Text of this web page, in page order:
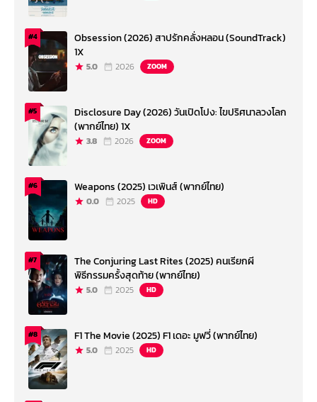
#4
Obsession (2026) สาปรักคลั่งหลอน (SoundTrack)
1X
5.0 2026 ZOOM
#5
Disclosure Day (2026) วันเปิดโปง: ไขปริศนาลวงโลก
(พากย์ไทย) 1X
3.8 2026 ZOOM
#6 Weapons (2025) เวเพินส์ (พากย์ไทย)
0.0 2025 HD
#7
The Conjuring Last Rites (2025) คนเรียกผี
พิธีกรรมครั้งสุดท้าย (พากย์ไทย)
5.0 2025 HD
#8 F1 The Movie (2025) F1 เดอะ มูฟวี่ (พากย์ไทย)
5.0 2025 HD